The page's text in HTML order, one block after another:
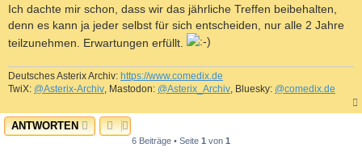
i
Ich dachte mir schon, dass wir das jährliche Treffen beibehalten,
denn es kann ja jeder selbst für sich entscheiden, nur alle 2 Jahre
teilzunehmen. Erwartungen erfüllt.
Deutsches Asterix Archiv: https://www.comedix.de
TwiX: @Asterix-Archiv , Mastodon: @Asterix_Archiv , Bluesky: @comedix.de
a
ANTWORTEN
6 Beiträge • Seite 1 von 1